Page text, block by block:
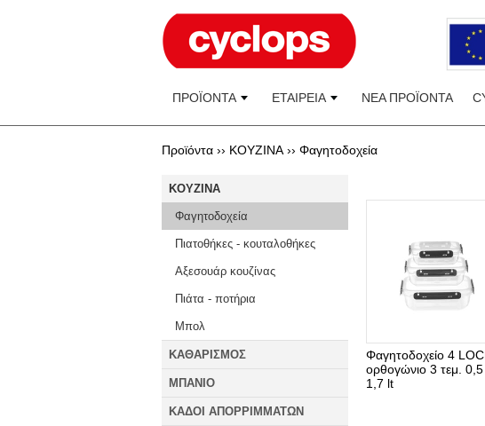
ΠΡΟΪΟΝΤΑ ΕΤΑΙΡΕΙΑ ΝΕΑ ΠΡΟΪΟΝΤΑ
Προϊόντα ›› KOYZINA ›› Φαγητοδοχεία
KOYZINA
Φαγητοδοχεία
Πιατοθήκες - κουταλοθήκες
Αξεσουάρ κουζίνας
Πιάτα - ποτήρια
Μπολ
ΚΑΘΑΡΙΣΜΟΣ
ΜΠΑΝΙΟ
ΚΑΔΟΙ ΑΠΟΡΡΙΜΜΑΤΩΝ
Φαγητοδοχείο 4
ορθογώνιο 3 τεμ.
1,7 lt